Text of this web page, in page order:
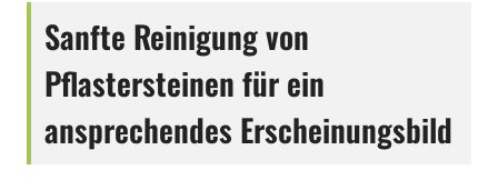
Sanfte Reinigung von
Pflastersteinen für ein
ansprechendes Erscheinungsbild